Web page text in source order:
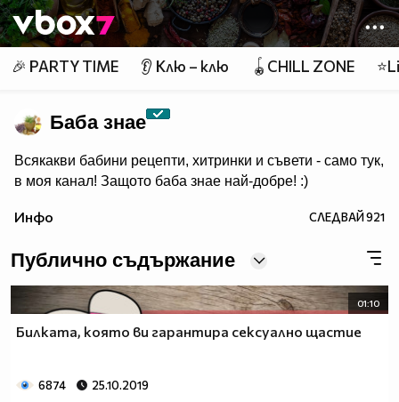
Member of
👾
🎉 PARTY TIME 👂 Клю – клю 🪀CHILL ZONE
Баба знае
Всякакви бабини рецепти, хитринки и съвети - само тук,
в моя канал! Защото баба знае най-добре! :)
Инфо СЛЕДВАЙ921
Публично съдържание
01:10
Билката, която ви гарантира сексуално щастие
6874 25.10.2019